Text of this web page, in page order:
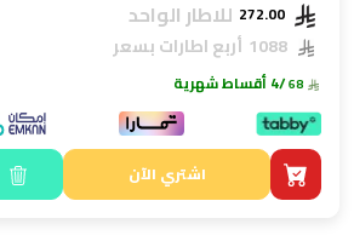
للاطار الواحد
أربع اطارات بسعر
/4 أقساط شهرية
اشتري الآن